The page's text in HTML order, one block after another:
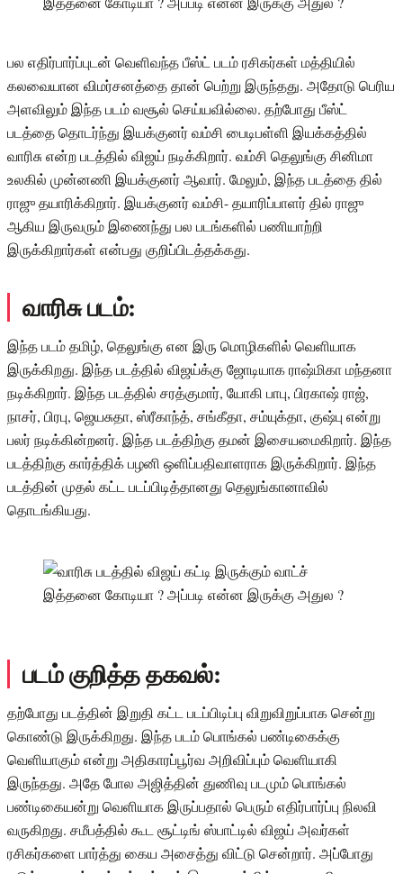
பல எதிர்பார்ப்புடன் வெளிவந்த பீஸ்ட் படம் ரசிகர்கள் மத்தியில்
கலவையான விமர்சனத்தை தான் பெற்று இருந்தது. அதோடு பெரிய
அளவிலும் இந்த படம் வசூல் செய்யவில்லை. தற்போது பீஸ்ட்
படத்தை தொடர்ந்து இயக்குனர் வம்சி பைடிபள்ளி இயக்கத்தில்
வாரிசு என்ற படத்தில் விஜய் நடிக்கிறார். வம்சி தெலுங்கு சினிமா
உலகில் முன்னணி இயக்குனர் ஆவார். மேலும், இந்த படத்தை தில்
ராஜு தயாரிக்கிறார். இயக்குனர் வம்சி- தயாரிப்பாளர் தில் ராஜு
ஆகிய இருவரும் இணைந்து பல படங்களில் பணியாற்றி
இருக்கிறார்கள் என்பது குறிப்பிடத்தக்கது.
வாரிசு படம்:
இந்த படம் தமிழ், தெலுங்கு என இரு மொழிகளில் வெளியாக
இருக்கிறது. இந்த படத்தில் விஜய்க்கு ஜோடியாக ராஷ்மிகா மந்தனா
நடிக்கிறார். இந்த படத்தில் சரத்குமார், யோகி பாபு, பிரகாஷ் ராஜ்,
நாசர், பிரபு, ஜெயசுதா, ஸ்ரீகாந்த், சங்கீதா, சம்யுக்தா, குஷ்பு என்று
பலர் நடிக்கின்றனர். இந்த படத்திற்கு தமன் இசையமைகிறார். இந்த
படத்திற்கு கார்த்திக் பழனி ஒளிப்பதிவாளராக இருக்கிறார். இந்த
படத்தின் முதல் கட்ட படப்பிடித்தானது தெலுங்கானாவில்
தொடங்கியது.
படம் குறித்த தகவல்:
தற்போது படத்தின் இறுதி கட்ட படப்பிடிப்பு விறுவிறுப்பாக சென்று
கொண்டு இருக்கிறது. இந்த படம் பொங்கல் பண்டிகைக்கு
வெளியாகும் என்று அதிகாரப்பூர்வ அறிவிப்பும் வெளியாகி
இருந்தது. அதே போல அஜித்தின் துணிவு படமும் பொங்கல்
பண்டிகையன்று வெளியாக இருப்பதால் பெரும் எதிர்பார்ப்பு நிலவி
வருகிறது. சமீபத்தில் கூட சூட்டிங் ஸ்பாட்டில் விஜய் அவர்கள்
ரசிகர்களை பார்த்து கைய அசைத்து விட்டு சென்றார். அப்போது